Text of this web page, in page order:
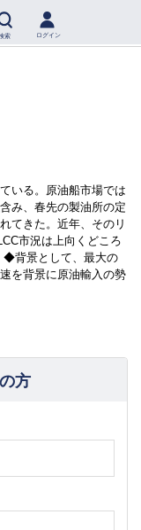
索 ログイン
いる。原油船市場では
み、春先の製油所の定
てきた。近年、そのリ
市況は上向くどころ
◆背景として、最大の
を背景に原油輸入の勢
方